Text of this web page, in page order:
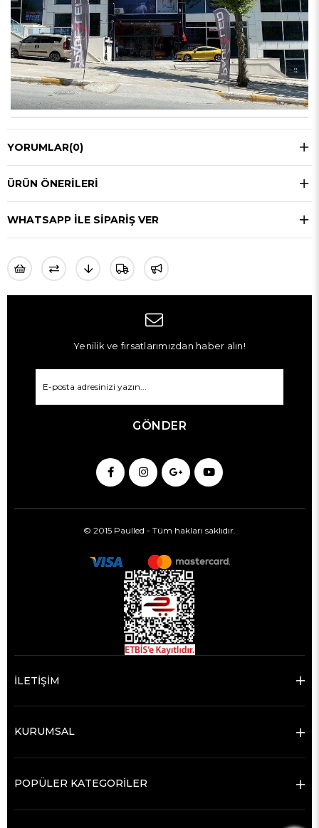
YORUMLAR(0)
ÜRÜN ÖNERILERI
WHATSAPP ILE SIPARIŞ VER
Yenilik ve fırsatlarımızdan haber alın!
GÖNDER
© 2015 Paulled - Tüm hakları saklıdır.
İLETİŞİM
KURUMSAL
POPÜLER KATEGORİLER